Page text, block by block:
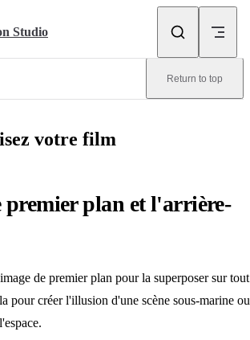
Studio
Return to top
votre film
plan et l'arrière-
de premier plan pour la superposer sur tout
pour créer l'illusion d'une scène sous-marine ou